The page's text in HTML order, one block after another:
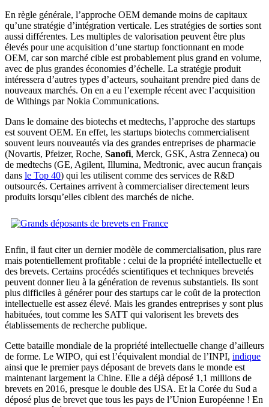
En règle générale, l’approche OEM demande moins de capitaux
qu’une stratégie d’intégration verticale. Les stratégies de sorties sont
aussi différentes. Les multiples de valorisation peuvent être plus
élevés pour une acquisition d’une startup fonctionnant en mode
OEM, car son marché cible est probablement plus grand en volume,
avec de plus grandes économies d’échelle. La stratégie produit
intéressera d’autres types d’acteurs, souhaitant prendre pied dans de
nouveaux marchés. On en a eu l’exemple récent avec l’acquisition
de Withings par Nokia Communications.
Dans le domaine des biotechs et medtechs, l’approche des startups
est souvent OEM. En effet, les startups biotechs commercialisent
souvent leurs nouveautés via des grandes entreprises de pharmacie
(Novartis, Pfeizer, Roche, Sanofi, Merck, GSK, Astra Zenneca) ou
de medtechs (GE, Agilent, Illumina, Medtronic, avec aucun français
dans le Top 40) qui les utilisent comme des services de R&D
outsourcés. Certaines arrivent à commercialiser directement leurs
produits lorsqu’elles ciblent des marchés de niche.
Enfin, il faut citer un dernier modèle de commercialisation, plus rare
mais potentiellement profitable : celui de la propriété intellectuelle et
des brevets. Certains procédés scientifiques et techniques brevetés
peuvent donner lieu à la génération de revenus substantiels. Ils sont
plus difficiles à générer pour des startups car le coût de la protection
intellectuelle est assez élevé. Mais les grandes entreprises y sont plus
habituées, tout comme les SATT qui valorisent les brevets des
établissements de recherche publique.
Cette bataille mondiale de la propriété intellectuelle change d’ailleurs
de forme. Le WIPO, qui est l’équivalent mondial de l’INPI, indique
ainsi que le premier pays déposant de brevets dans le monde est
maintenant largement la Chine. Elle a déjà déposé 1,1 millions de
brevets en 2016, presque le double des USA. Et la Corée du Sud a
déposé plus de brevet que tous les pays de l’Union Européenne ! En